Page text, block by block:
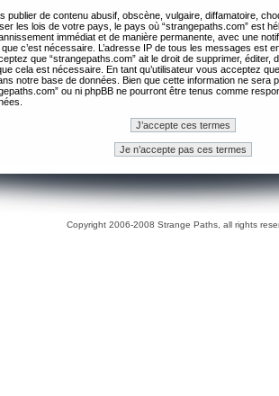
publier de contenu abusif, obscène, vulgaire, diffamatoire,
les lois de votre pays, le pays où “strangepaths.com” est
immédiat et de manière permanente, avec une
c’est nécessaire. L’adresse IP de tous les messages est
que “strangepaths.com” ait le droit de supprimer, éditer,
cela est nécessaire. En tant qu’utilisateur vous acceptez
notre base de données. Bien que cette information ne sera
ou ni phpBB ne pourront être tenus comme
Copyright 2006-2008 Strange Paths, all rights